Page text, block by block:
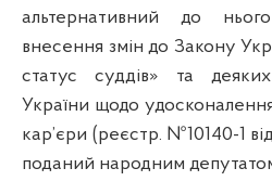
альтернативний до
внесення змін до Закону
статус суддів» та
України щодо
кар’єри (реєстр. №10140-1
поданий народним